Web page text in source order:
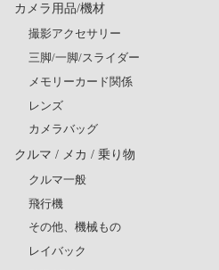
カメラ用品/機材
撮影アクセサリー
三脚/一脚/スライダー
メモリーカード関係
レンズ
カメラバッグ
クルマ / メカ / 乗り物
クルマ一般
飛行機
その他、機械もの
レイバック